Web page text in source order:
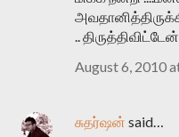
.. திருத்திவிட்டேன்
August 6, 2010
சுதர்ஷன் said…